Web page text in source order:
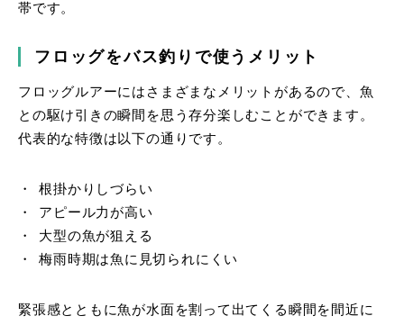
帯です。
フロッグをバス釣りで使うメリット
フロッグルアーにはさまざまなメリットがあるので、魚
との駆け引きの瞬間を思う存分楽しむことができます。
代表的な特徴は以下の通りです。
根掛かりしづらい
アピール力が高い
大型の魚が狙える
梅雨時期は魚に見切られにくい
緊張感とともに魚が水面を割って出てくる瞬間を間近に